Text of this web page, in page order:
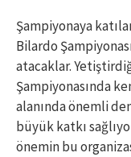
Şampiyonaya
Bilardo
atacaklar.
Şampiyonasında
alanında önemli
büyük katkı
önemin bu